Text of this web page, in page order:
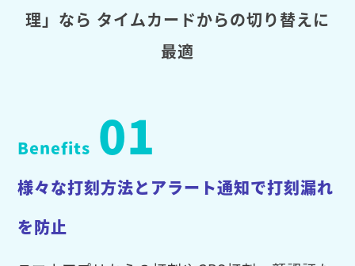
理」なら タイムカードからの切り替えに
最適
Benefits 01
様々な打刻方法とアラート通知で打刻漏れ
を防止